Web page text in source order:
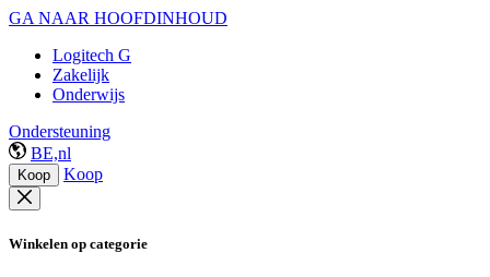
GA NAAR HOOFDINHOUD
Logitech G
Zakelijk
Onderwijs
Ondersteuning
BE,nl
Koop Koop
Winkelen op categorie